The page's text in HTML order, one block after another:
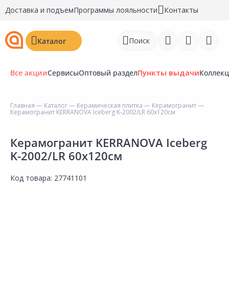
Доставка и подъемПрограммы лояльности Контакты
Каталог Поиск
Регистрация
Перейти к сравнению
Избранное
Все акцииСервисыОптовый разделПункты выдачи
Главная — Каталог— Керамическая плитка — Керамогранит—
Керамогранит KERRANOVA Iceberg K-2002/LR 60х120см
Керамогранит KERRANOVA Iceberg
K-2002/LR 60х120см
Код товара: 27741101